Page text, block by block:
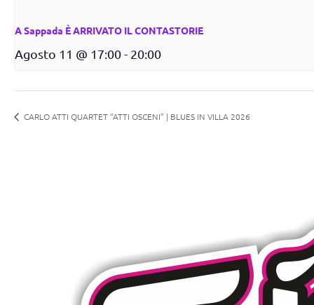
A Sappada È ARRIVATO IL CONTASTORIE
Agosto 11 @ 17:00- 20:00
CARLO ATTI QUARTET “ATTI OSCENI” | BLUES IN VILLA 2026